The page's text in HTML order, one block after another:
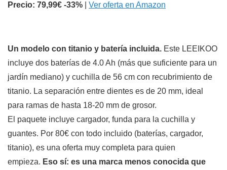
Precio: 79,99€ -33% Ver oferta en Amazon
Un modelo con titanio y batería incluida. Este LEEIKOO
incluye dos baterías de 4.0 Ah (más que suficiente para un
jardín mediano) y cuchilla de 56 cm con recubrimiento de
titanio. La separación entre dientes es de 20 mm, ideal
para ramas de hasta 18-20 mm de grosor.
El paquete incluye cargador, funda para la cuchilla y
guantes. Por 80€ con todo incluido (baterías, cargador,
titanio), es una oferta muy completa para quien
empieza. Eso sí: es una marca menos conocida que